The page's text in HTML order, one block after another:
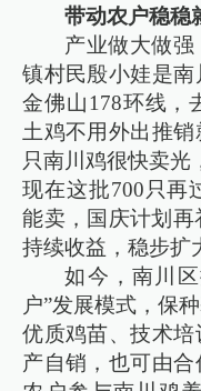
带动农户稳稳
产业做大做
镇村民殷小娃是
金佛山178环线，
土鸡不用外出推
只南川鸡很快卖光
现在这批700只再
能卖，国庆计划再
持续收益，稳步扩
如今，南川
户”发展模式，保
优质鸡苗、技术
产自销，也可由